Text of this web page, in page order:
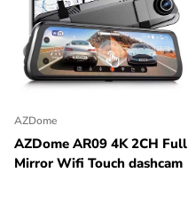
AZDome
AZDome AR09 4K 2CH Full
Mirror Wifi Touch dashcam